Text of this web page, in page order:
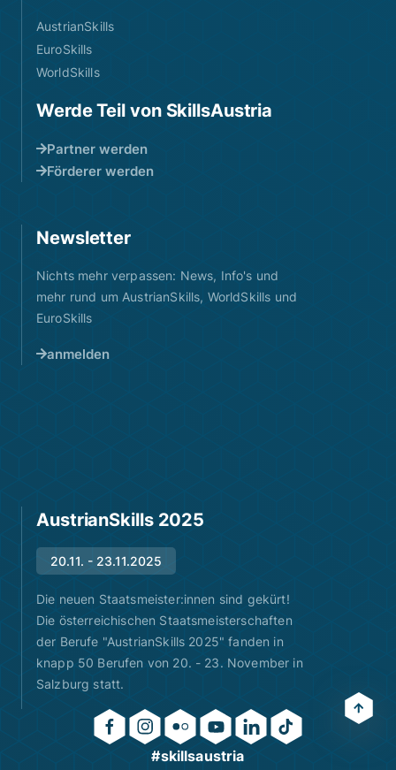
AustrianSkills
EuroSkills
WorldSkills
Werde Teil von SkillsAustria
Partner werden
Förderer werden
Newsletter
Nichts mehr verpassen: News, Info's und
mehr rund um AustrianSkills, WorldSkills und
EuroSkills
anmelden
AustrianSkills 2025
20.11. - 23.11.2025
Die neuen Staatsmeister:innen sind gekürt!
Die österreichischen Staatsmeisterschaften
der Berufe "AustrianSkills 2025" fanden in
knapp 50 Berufen von 20. - 23. November in
Salzburg statt.
#skillsaustria